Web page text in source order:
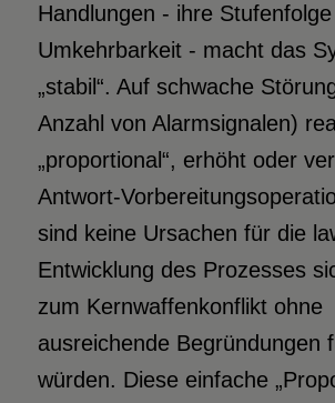
Handlungen - ihre Stufenfolge
Umkehrbarkeit - macht das
„stabil“. Auf schwache
Anzahl von Alarmsignalen)
„proportional“, erhöht oder
Antwort-
sind keine Ursachen für die
Entwicklung des Prozesses
zum Kernwaffenkonflikt ohne
ausreichende Begründungen
würden. Diese einfache